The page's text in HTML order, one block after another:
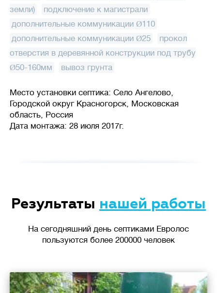
земли)
подключение к магистрали
дополнительные коммуникации Ø110
дополнительные коммуникации Ø25
прокол
отверстия в деревянной конструкции под трубу
Ø50-160мм
вывоз грунта
Место установки септика: Село Ангелово,
Городской округ Красногорск, Московская
область, Россия
Дата монтажа: 28 июля 2017г.
Результаты нашей работы
На сегодняшний день септиками Евролос
пользуются более 200000 человек